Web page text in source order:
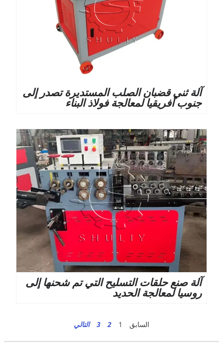
آلة ثني قضبان الصلب المستديرة تصدر إلى
جنوب أفريقيا لمعالجة فولاذ البناء
آلة صنع حلقات التسليح التي تم شحنها إلى
روسيا لمعالجة الحديد
السابق 1
2
3 التالي